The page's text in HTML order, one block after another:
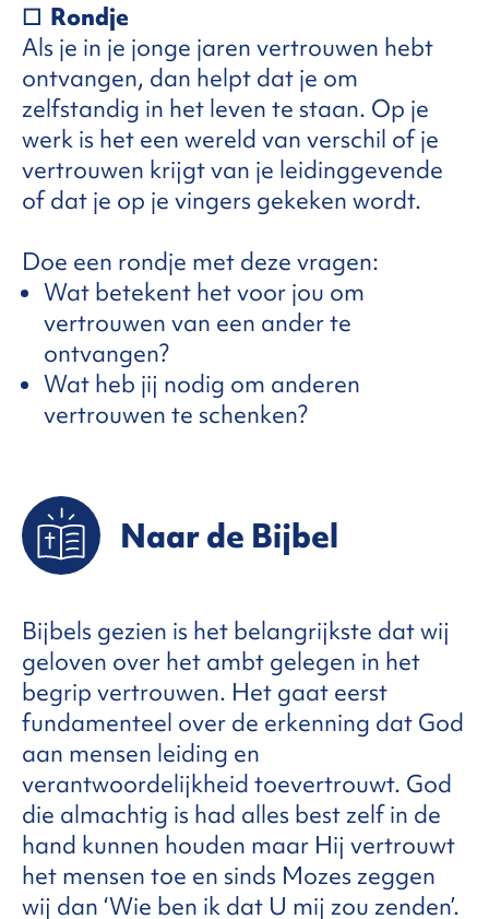
☐ Rondje
Als je in je jonge jaren vertrouwen hebt
ontvangen, dan helpt dat je om
zelfstandig in het leven te staan. Op je
werk is het een wereld van verschil of je
vertrouwen krijgt van je leidinggevende
of dat je op je vingers gekeken wordt.
Doe een rondje met deze vragen:
Wat betekent het voor jou om
vertrouwen van een ander te
ontvangen?
Wat heb jij nodig om anderen
vertrouwen te schenken?
Naar de Bijbel
Bijbels gezien is het belangrijkste dat wij
geloven over het ambt gelegen in het
begrip vertrouwen. Het gaat eerst
fundamenteel over de erkenning dat God
aan mensen leiding en
verantwoordelijkheid toevertrouwt. God
die almachtig is had alles best zelf in de
hand kunnen houden maar Hij vertrouwt
het mensen toe en sinds Mozes zeggen
wij dan ‘Wie ben ik dat U mij zou zenden’.